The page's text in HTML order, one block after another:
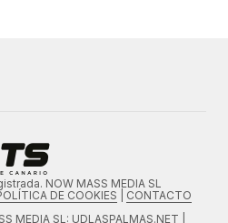
NOW MASS MEDIA SL
DE COOKIES
CONTACTO
MEDIA SL: UDLASPALMAS.NET |